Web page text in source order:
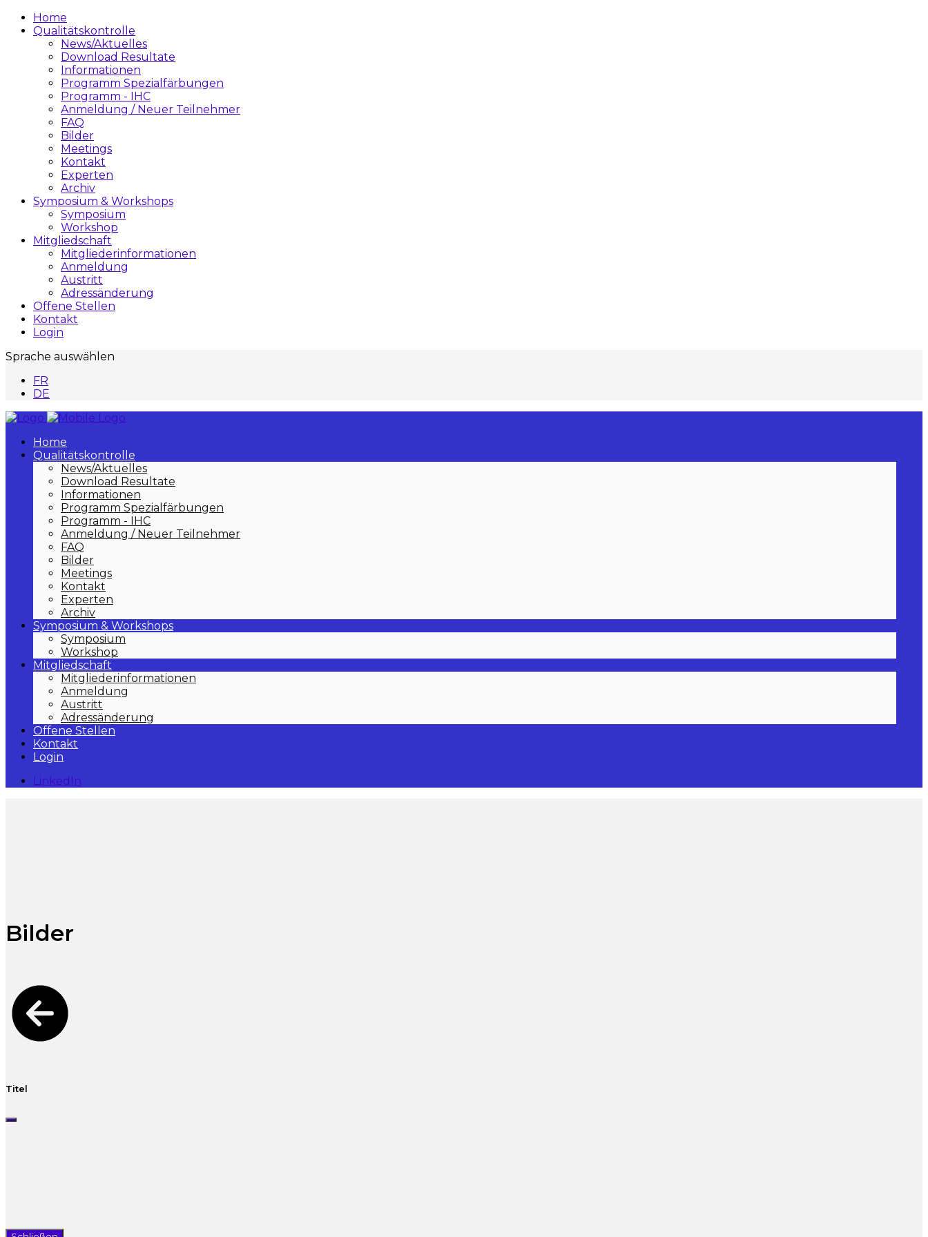
Home
Qualitätskontrolle
News/Aktuelles
Download Resultate
Informationen
Programm Spezialfärbungen
Programm - IHC
Anmeldung / Neuer Teilnehmer
FAQ
Bilder
Meetings
Kontakt
Experten
Archiv
Symposium & Workshops
Symposium
Workshop
Mitgliedschaft
Mitgliederinformationen
Anmeldung
Austritt
Adressänderung
Offene Stellen
Kontakt
Login
Sprache auswählen
FR
DE
Home
Qualitätskontrolle
News/Aktuelles
Download Resultate
Informationen
Programm Spezialfärbungen
Programm - IHC
Anmeldung / Neuer Teilnehmer
FAQ
Bilder
Meetings
Kontakt
Experten
Archiv
Symposium & Workshops
Symposium
Workshop
Mitgliedschaft
Mitgliederinformationen
Anmeldung
Austritt
Adressänderung
Offene Stellen
Kontakt
Login
LinkedIn
Bilder
Titel